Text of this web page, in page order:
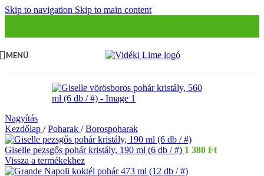
Skip to navigation Skip to main content
MENÜ
Nagyítás
Kezdőlap / Poharak / Borospoharak
Giselle pezsgős pohár kristály, 190 ml (6 db / #) 1 380 Ft
Vissza a termékekhez